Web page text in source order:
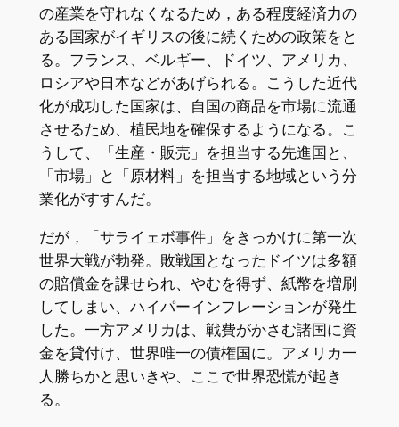
の産業を守れなくなるため，ある程度経済力の
ある国家がイギリスの後に続くための政策をと
る。フランス、ベルギー、ドイツ、アメリカ、
ロシアや日本などがあげられる。こうした近代
化が成功した国家は、自国の商品を市場に流通
させるため、植民地を確保するようになる。こ
うして、「生産・販売」を担当する先進国と、
「市場」と「原材料」を担当する地域という分
業化がすすんだ。
だが，「サライェボ事件」をきっかけに第一次
世界大戦が勃発。敗戦国となったドイツは多額
の賠償金を課せられ、やむを得ず、紙幣を増刷
してしまい、ハイパーインフレーションが発生
した。一方アメリカは、戦費がかさむ諸国に資
金を貸付け、世界唯一の債権国に。アメリカ一
人勝ちかと思いきや、ここで世界恐慌が起き
る。